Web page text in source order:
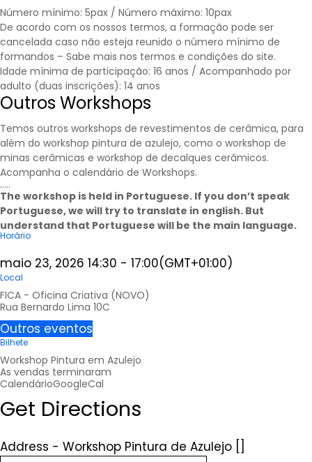
Número mínimo: 5pax / Número máximo: 10pax
De acordo com os nossos termos, a formação pode ser
cancelada caso não esteja reunido o número mínimo de
formandos – Sabe mais nos termos e condições do site.
Idade mínima de participação: 16 anos / Acompanhado por
adulto (duas inscrições): 14 anos
Outros Workshops
Temos outros workshops de revestimentos de cerâmica, para
além do workshop pintura de azulejo, como o workshop de
minas cerâmicas e workshop de decalques cerâmicos.
Acompanha o calendário de Workshops.
…..
The workshop is held in Portuguese. If you don’t speak
Portuguese, we will try to translate in english. But
understand that Portuguese will be the main language.
Horário
maio 23, 2026 14:30 - 17:00(GMT+01:00)
Local
FICA - Oficina Criativa (NOVO)
Rua Bernardo Lima 10C
Outros eventos
Bilhete
Workshop Pintura em Azulejo
As vendas terminaram
CalendárioGoogleCal
Get Directions
Address - Workshop Pintura de Azulejo []